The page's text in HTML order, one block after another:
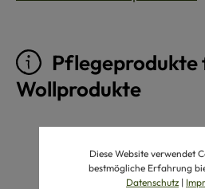
Pflegeprodukte
Wollprodukte
Produktgalerie überspringen
Diese Website verwendet
bestmögliche Erfahrung
Datenschutz |